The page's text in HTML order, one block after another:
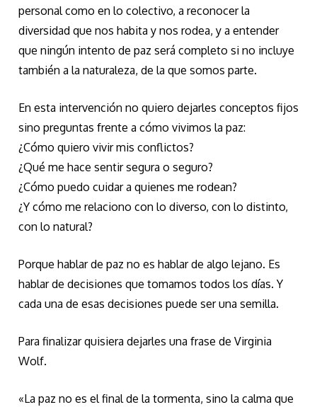
personal como en lo colectivo, a reconocer la
diversidad que nos habita y nos rodea, y a entender
que ningún intento de paz será completo si no incluye
también a la naturaleza, de la que somos parte.
En esta intervención no quiero dejarles conceptos fijos
sino preguntas frente a cómo vivimos la paz:
¿Cómo quiero vivir mis conflictos?
¿Qué me hace sentir segura o seguro?
¿Cómo puedo cuidar a quienes me rodean?
¿Y cómo me relaciono con lo diverso, con lo distinto,
con lo natural?
Porque hablar de paz no es hablar de algo lejano. Es
hablar de decisiones que tomamos todos los días. Y
cada una de esas decisiones puede ser una semilla.
Para finalizar quisiera dejarles una frase de Virginia
Wolf.
«La paz no es el final de la tormenta, sino la calma que